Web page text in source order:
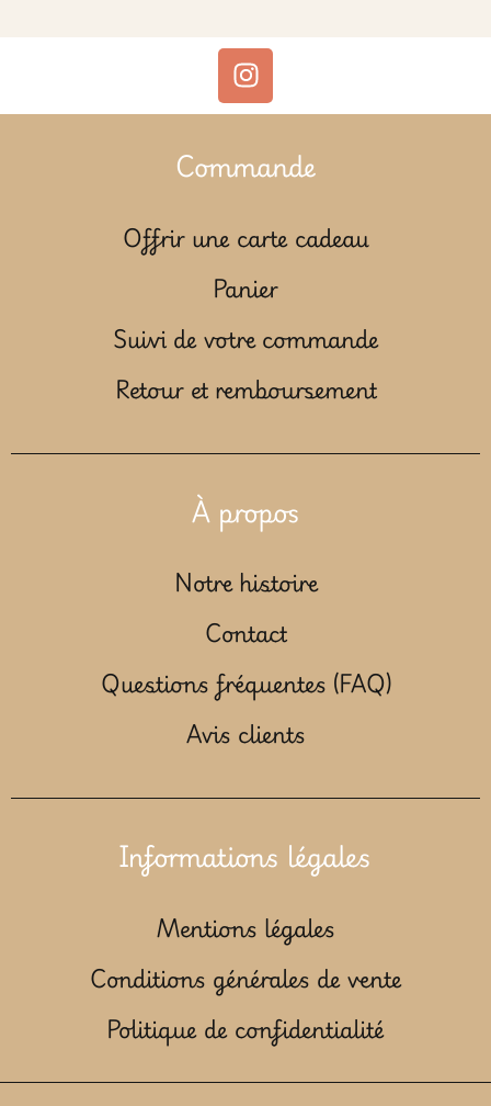
Commande
Offrir une carte cadeau
Panier
Suivi de votre commande
Retour et remboursement
À propos
Notre histoire
Contact
Questions fréquentes (FAQ)
Avis clients
Informations légales
Mentions légales
Conditions générales de vente
Politique de confidentialité